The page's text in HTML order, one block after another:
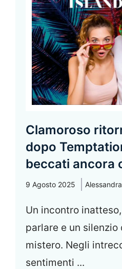
Clamoroso
dopo
beccati ancora
9 Agosto 2025
Un incontro
parlare e un silenzio
mistero. Negli
sentimenti ...